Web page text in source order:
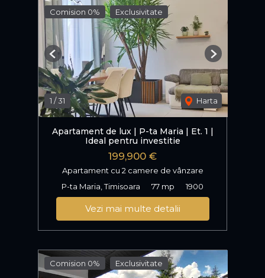
Comision 0% Exclusivitate
1 /31 Harta
Previous Next
Apartament de lux | P-ta Maria | Et. 1 |
Ideal pentru investitie
199,900 €
Apartament cu 2 camere de vânzare
P-ta Maria, Timisoara
77 mp 1900
Vezi mai multe detalii
Comision 0% Exclusivitate